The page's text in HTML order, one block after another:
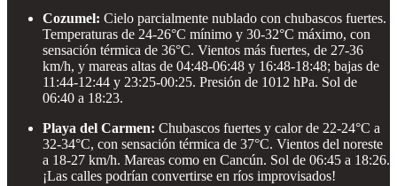
Cozumel: Cielo parcialmente nublado con chubascos fuertes.
Temperaturas de 24-26°C mínimo y 30-32°C máximo, con
sensación térmica de 36°C. Vientos más fuertes, de 27-36
km/h, y mareas altas de 04:48-06:48 y 16:48-18:48; bajas de
11:44-12:44 y 23:25-00:25. Presión de 1012 hPa. Sol de
06:40 a 18:23.
Playa del Carmen: Chubascos fuertes y calor de 22-24°C a
32-34°C, con sensación térmica de 37°C. Vientos del noreste
a 18-27 km/h. Mareas como en Cancún. Sol de 06:45 a 18:26.
¡Las calles podrían convertirse en ríos improvisados!